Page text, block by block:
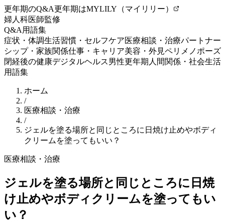
更年期のQ&A更年期はMYLILY（マイリリー）
婦人科医師監修
Q&A 用語集
症状・体調生活習慣・セルフケア医療相談・治療パートナー
シップ・家族関係仕事・キャリア美容・外見ペリメノポーズ
閉経後の健康デジタルヘルス男性更年期 人間関係・社会生活
用語集
ホーム
/
医療相談・治療
/
ジェルを塗る場所と同じところに日焼け止めやボディ
クリームを塗ってもいい？
医療相談・治療
ジェルを塗る場所と同じところに日焼
け止めやボディクリームを塗ってもい
い？